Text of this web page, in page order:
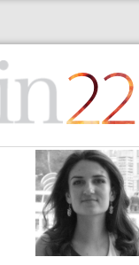
22